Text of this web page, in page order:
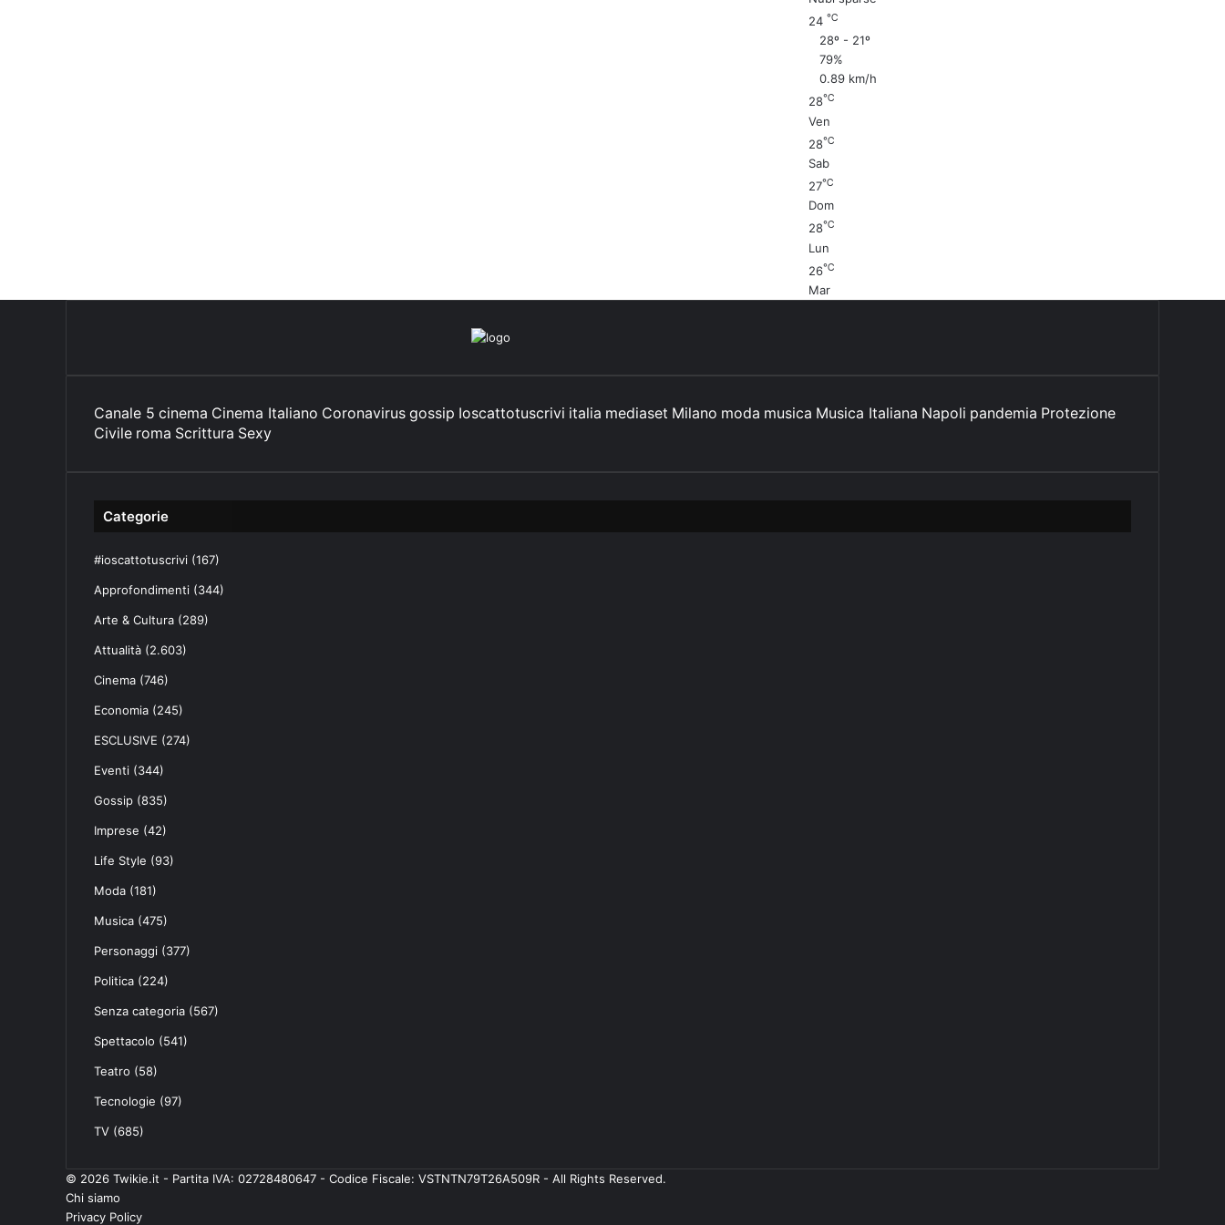
24℃
28º - 21º
79%
0.89 km/h
28℃
Ven
28℃
Sab
27℃
Dom
28℃
Lun
26℃
Mar
Canale 5 cinema Cinema Italiano Coronavirus gossip Ioscattotuscrivi italia mediaset Milano moda musica Musica Italiana Napoli pandemia Protezione
Civile roma Scrittura Sexy
Categorie
#ioscattotuscrivi (167)
Approfondimenti (344)
Arte & Cultura (289)
Attualità (2.603)
Cinema (746)
Economia (245)
ESCLUSIVE (274)
Eventi (344)
Gossip (835)
Imprese (42)
Life Style (93)
Moda (181)
Musica (475)
Personaggi (377)
Politica (224)
Senza categoria (567)
Spettacolo (541)
Teatro (58)
Tecnologie (97)
TV (685)
© 2026 Twikie.it - Partita IVA: 02728480647 - Codice Fiscale: VSTNTN79T26A509R - All Rights Reserved.
Chi siamo
Privacy Policy